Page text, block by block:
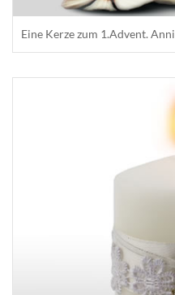
Eine Kerze zum 1.Advent. Anni